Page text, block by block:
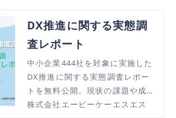
DX推進に関する実態調
査レポート
中小企業444社を対象に実施した
DX推進に関する実態調査レポー
トを無料公開。現状の課題や成功
のヒントをまとめた資料をダウン
株式会社エービーケーエスエス